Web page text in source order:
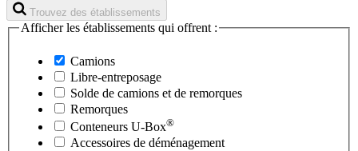
Trouvez des établissements
Afficher les établissements qui offrent :
Camions
Libre-entreposage
Solde de camions et de remorques
Remorques
Conteneurs U-Box®
Accessoires de déménagement